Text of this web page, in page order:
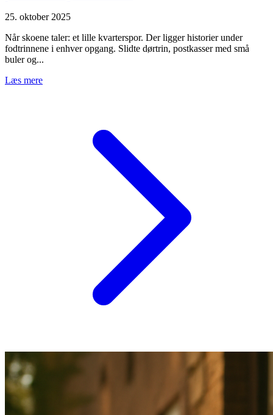
25. oktober 2025
Når skoene taler: et lille kvarterspor. Der ligger historier under
fodtrinnene i enhver opgang. Slidte dørtrin, postkasser med små
buler og...
Læs mere